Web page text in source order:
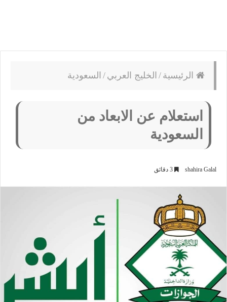
الرئيسية / الخليج العربي / السعودية
استعلام عن الابعاد من
السعودية
shahira Galal